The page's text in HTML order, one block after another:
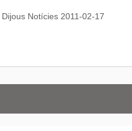
Dijous Notícies 2011-02-17